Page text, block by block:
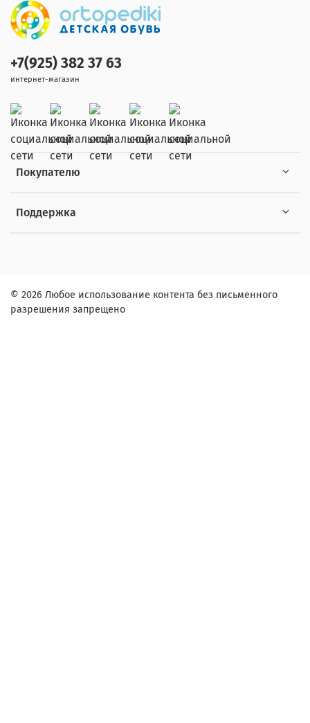
Покупателю
Поддержка
+7(925) 382 37 63
интернет-магазин
© 2026 Любое использование контента без письменного
разрешения запрещено